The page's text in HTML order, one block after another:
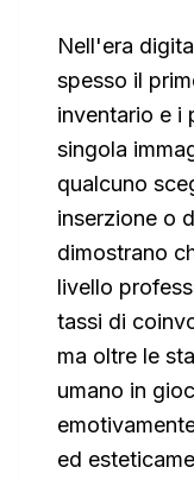
Nell'era
spesso il
inventario e i
singola
qualcuno
inserzione o
dimostrano
livello
tassi di
ma oltre le
umano in
ed